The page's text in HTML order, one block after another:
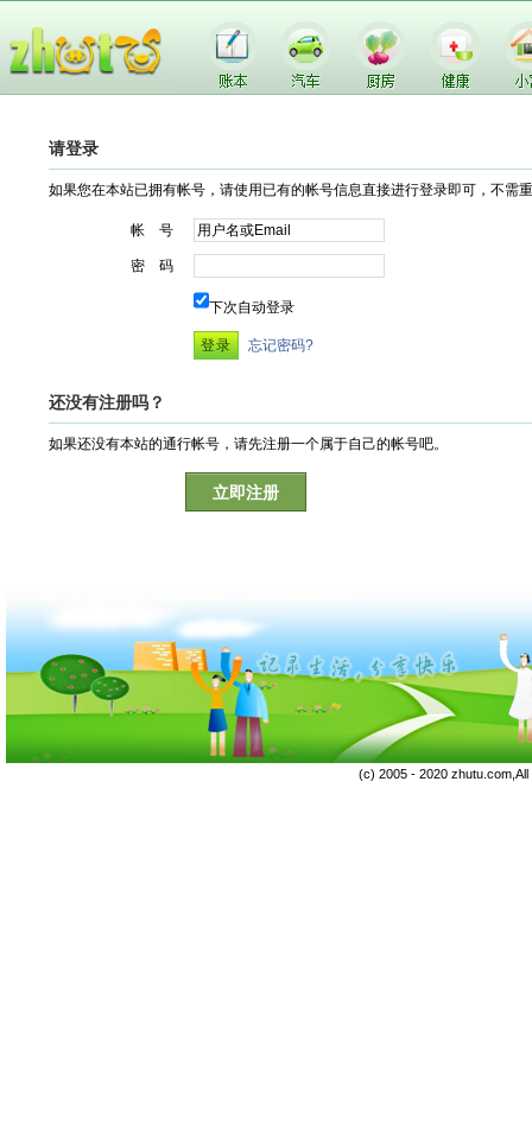
请登录
如果您在本站已拥有帐号，请使用已有的帐号信息直接进行登录即可，不需
帐 号
密 码
下次自动登录
忘记密码?
还没有注册吗？
如果还没有本站的通行帐号，请先注册一个属于自己的帐号吧。
立即注册
(c) 2005 - 2020